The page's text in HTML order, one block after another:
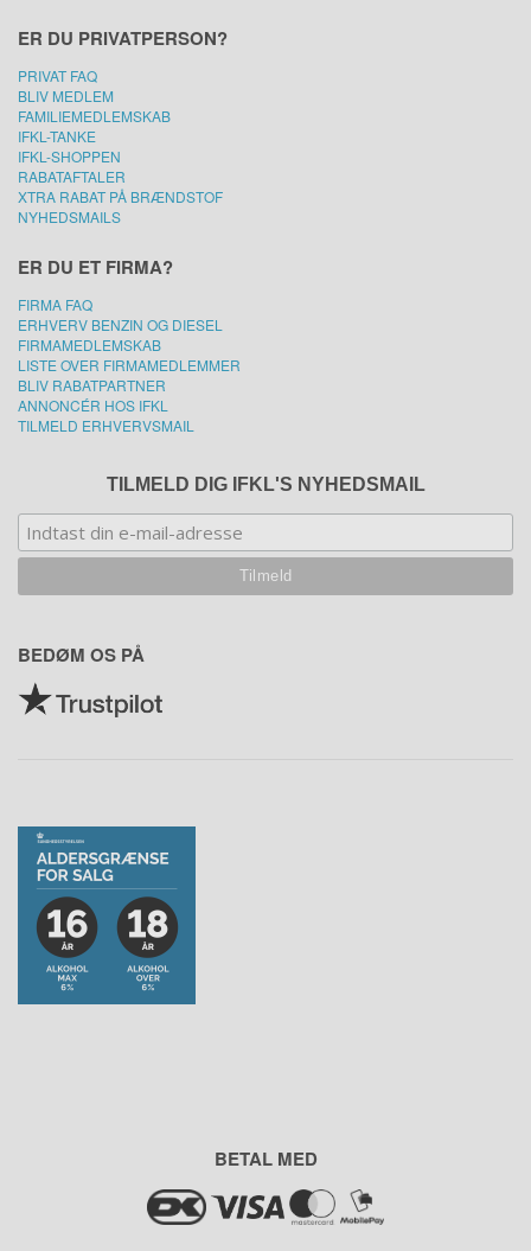
ER DU PRIVATPERSON?
PRIVAT FAQ
BLIV MEDLEM
FAMILIEMEDLEMSKAB
IFKL-TANKE
IFKL-SHOPPEN
RABATAFTALER
XTRA RABAT PÅ BRÆNDSTOF
NYHEDSMAILS
ER DU ET FIRMA?
FIRMA FAQ
ERHVERV BENZIN OG DIESEL
FIRMAMEDLEMSKAB
LISTE OVER FIRMAMEDLEMMER
BLIV RABATPARTNER
ANNONCÉR HOS IFKL
TILMELD ERHVERVSMAIL
TILMELD DIG IFKL'S NYHEDSMAIL
BEDØM OS PÅ
BETAL MED